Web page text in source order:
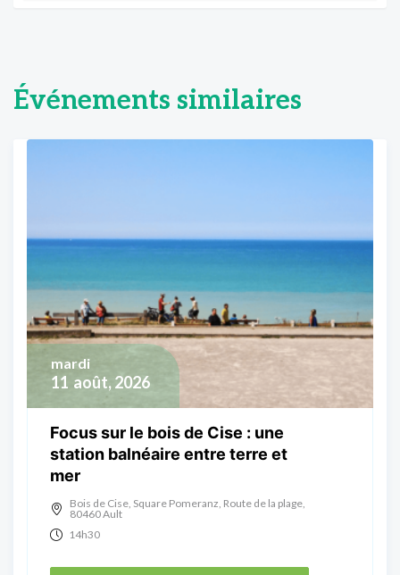
Événements similaires
11 août, 2026
mardi
Focus sur le bois de Cise : une
station balnéaire entre terre et
mer
Bois de Cise, Square Pomeranz, Route de la plage,
80460 Ault
14h30